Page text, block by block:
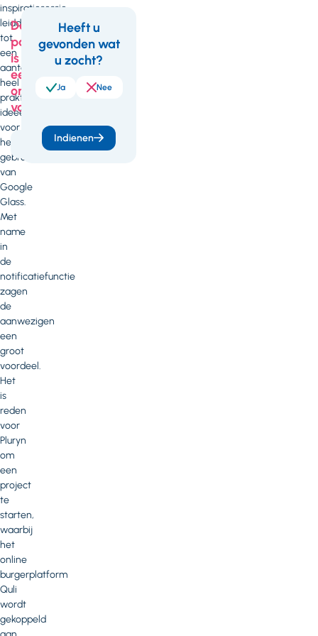
inspiratiesessie
leidde
tot
een
aantal
heel
praktische
ideeën
voor
het
gebruik
van
Google
Glass.
Met
name
in
de
notificatiefunctie
zagen
de
aanwezigen
een
groot
voordeel.
Het
is
reden
voor
Pluryn
om
een
project
te
starten,
waarbij
het
online
burgerplatform
Quli
wordt
gekoppeld
Deze
pagina
is
een
onderdeel
van
Kwaliteit
Feedback
Heeft u
gevonden wat
u zocht?
Ja Nee
Indienen